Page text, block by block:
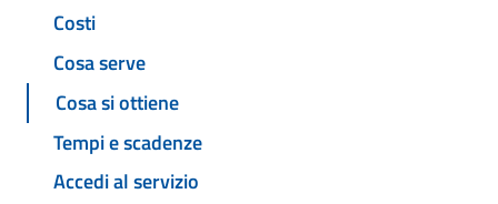
Costi
Cosa serve
Cosa si ottiene
Tempi e scadenze
Accedi al servizio